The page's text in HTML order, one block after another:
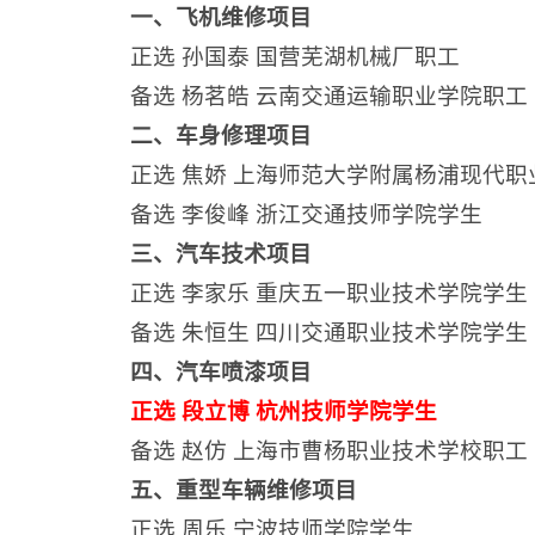
一、飞机维修项目
正选 孙国泰 国营芜湖机械厂职工
备选 杨茗皓 云南交通运输职业学院职工
二、车身修理项目
正选 焦娇 上海师范大学附属杨浦现代职
备选 李俊峰 浙江交通技师学院学生
三、汽车技术项目
正选 李家乐 重庆五一职业技术学院学生
备选 朱恒生 四川交通职业技术学院学生
四、汽车喷漆项目
正选 段立博 杭州技师学院学生
备选 赵仿 上海市曹杨职业技术学校职工
五、重型车辆维修项目
正选 周乐 宁波技师学院学生